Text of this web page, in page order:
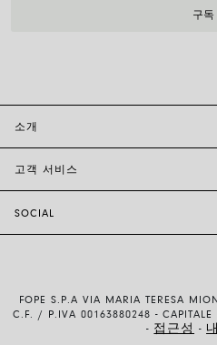
소개
고객 서비스
배송 및 반품
SOCIAL
YOUTUBE
FOPE S.P.A VIA MARIA TERESA
C.F. / P.IVA 00163880248 -
- 접근성 -